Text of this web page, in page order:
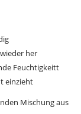
her
Feuchtigkeitt
einzieht
Mischung aus